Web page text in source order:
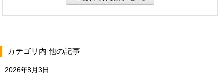
カテゴリ内 他の記事
2026年8月3日